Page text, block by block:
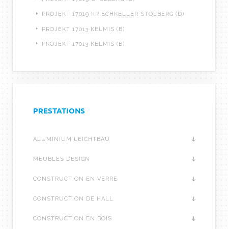
PROJEKT 17019 KRIECHKELLER STOLBERG (D)
PROJEKT 17013 KELMIS (B)
PROJEKT 17013 KELMIS (B)
PRESTATIONS
ALUMINIUM LEICHTBAU
MEUBLES DESIGN
CONSTRUCTION EN VERRE
CONSTRUCTION DE HALL
CONSTRUCTION EN BOIS